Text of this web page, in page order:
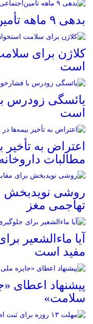
بدهی ۹ ماهه تأمین‌اجتماعی به مراکز دیالیز
کلاژن برای
است
یائسگی زودرس
است
اعتراض به
مطالبات
روشی نویدبخش
تهاجمی مغز
آیا ماءالشعیر
مفید است
پیشنهاد اعطای
سلامت»